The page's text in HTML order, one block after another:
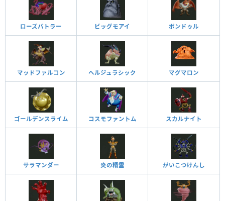
ローズバトラー ビッグモアイ ボンドゥル
マッドファルコン ヘルジュラシック マグマロン
ゴールデンスライム コスモファントム スカルナイト
サラマンダー 炎の精霊 がいこつけんし